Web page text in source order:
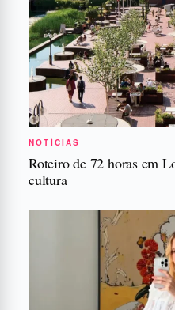
NOTÍCIAS
Roteiro de 72 horas em
cultura